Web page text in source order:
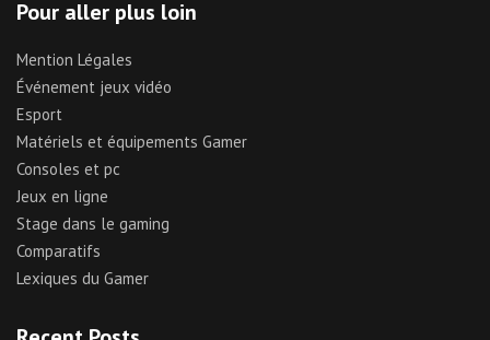
Pour aller plus loin
Mention Légales
Événement jeux vidéo
Esport
Matériels et équipements Gamer
Consoles et pc
Jeux en ligne
Stage dans le gaming
Comparatifs
Lexiques du Gamer